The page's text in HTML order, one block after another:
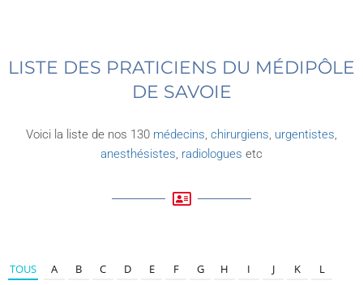
LISTE DES PRATICIENS DU MÉDIPÔLE
DE SAVOIE
Voici la liste de nos 130 médecins, chirurgiens, urgentistes,
anesthésistes, radiologues etc
TOUS A B C D E F G H I J K
L